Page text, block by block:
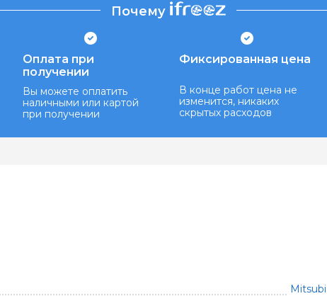
Почему
Оплата при
получении
Вы можете оплатить
наличными или картой
при получении
Фиксированная цена
В конце работ цена не
изменится, никаких
скрытых расходов